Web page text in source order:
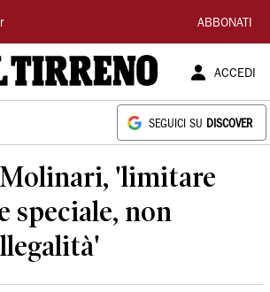
ABBONATI
ACCEDI
SEGUICI SU DISCOVER
'limitare
speciale, non